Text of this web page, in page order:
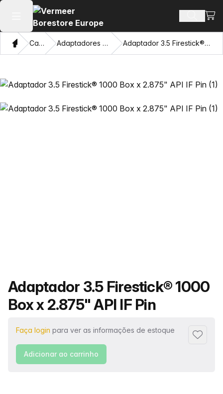
Abrir menu principal Busca
Ver
CasaCatálogo Adaptadores e Olhos Puxadores Adaptador 3.5 Firestick® 1000 Box x 2.875" API IF Pin
Nome do produto
Adaptador 3.5 Firestick® 1000
Box x 2.875" API IF Pin
Faça login para ver as informações de estoque
Adicionar ao carrinho